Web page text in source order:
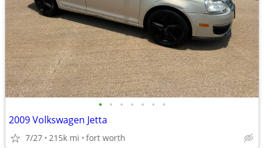
• • • • • • •
2009 Volkswagen Jetta
7/27 215k mi fort worth